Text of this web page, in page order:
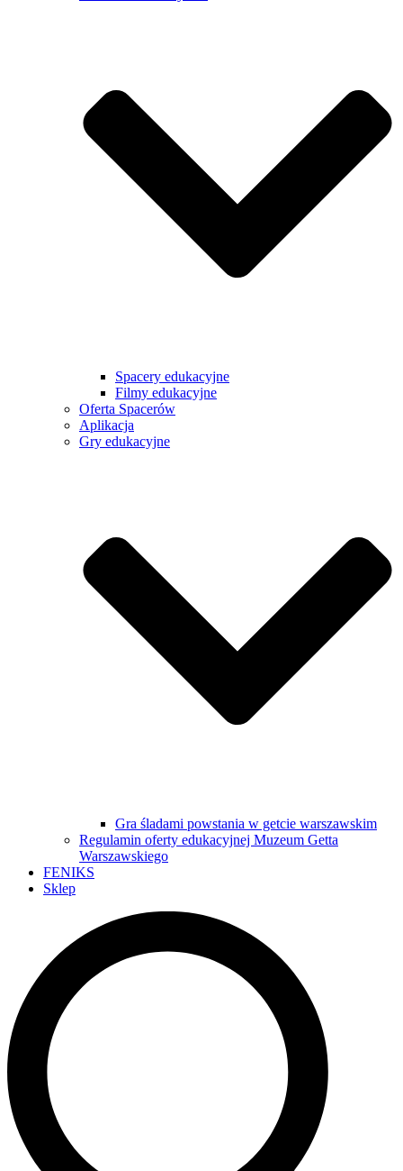
Spacery edukacyjne
Filmy edukacyjne
Oferta Spacerów
Aplikacja
Gry edukacyjne
Gra śladami powstania w getcie warszawskim
Regulamin oferty edukacyjnej Muzeum Getta
Warszawskiego
FENIKS
Sklep